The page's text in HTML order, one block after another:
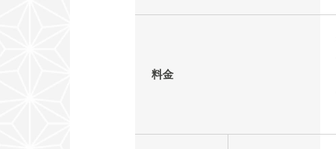
料金